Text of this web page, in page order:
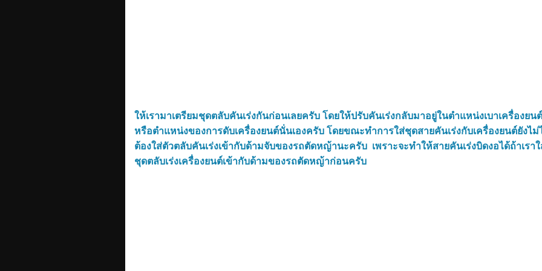
ให้เรามาเตรียมชุดตลับคันเร่งกันก่อนเลยครับ โดยให้ปรับคันเร่งกลับมาอยู่ในตำแหน่งเบาเครื่องยน
หรือตำแหน่งของการดับเครื่องยนต์นั่นเองครับ โดยขณะทำการใส่ชุดสายคันเร่งกับเครื่องยนต์ยังไม่
ต้องใส่ตัวตลับคันเร่งเข้ากับด้ามจับของรถตัดหญ้านะครับ เพราะจะทำให้สายคันเร่งบิดงอได้ถ้าเรา
ชุดตลับเร่งเครื่องยนต์เข้ากับด้ามของรถตัดหญ้าก่อนครับ